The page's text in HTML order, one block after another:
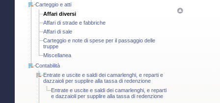
Carteggio e atti
Affari diversi
Affari di strade e fabbriche
Affari di sale
Carteggio e note di spese per il passaggio delle
truppe
Miscellanea
Contabilità
Entrate e uscite e saldi dei camarlenghi, e reparti e
dazzaioli per supplire alla tassa di redenzione
Entrate e uscite e saldi dei camarlenghi, e reparti
e dazzaioli per supplire alla tassa di redenzione